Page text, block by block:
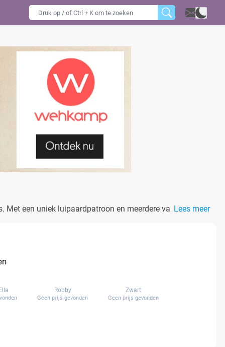
een uniek luipaardpatroon en meerdere vakken maakt
Lees meer
Robby
Geen prijs gevonden
Zwart
Geen prijs gevonden